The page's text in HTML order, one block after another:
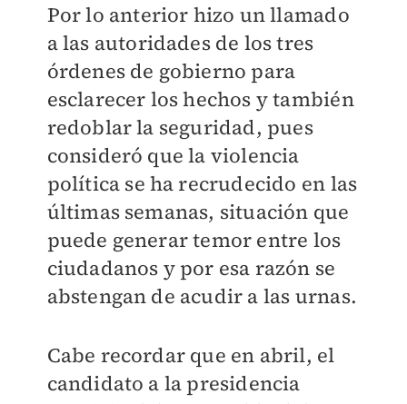
Por lo anterior hizo un llamado
a las autoridades de los tres
órdenes de gobierno para
esclarecer los hechos y también
redoblar la seguridad, pues
consideró que la violencia
política se ha recrudecido en las
últimas semanas, situación que
puede generar temor entre los
ciudadanos y por esa razón se
abstengan de acudir a las urnas.
Cabe recordar que en abril, el
candidato a la presidencia